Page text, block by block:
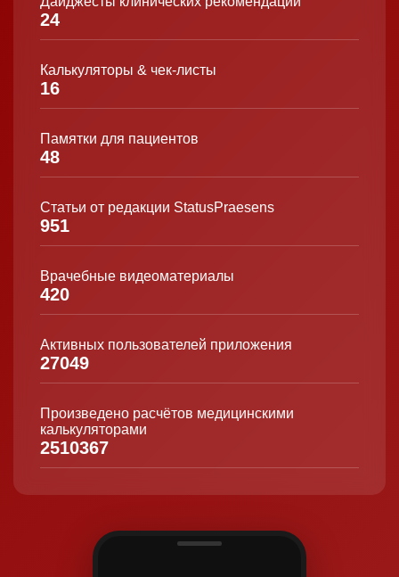
24
Калькуляторы & чек-листы
16
Памятки для пациентов
48
Статьи от редакции StatusPraesens
951
Врачебные видеоматериалы
420
Активных пользователей приложения
27049
Произведено расчётов медицинскими
калькуляторами
2510367